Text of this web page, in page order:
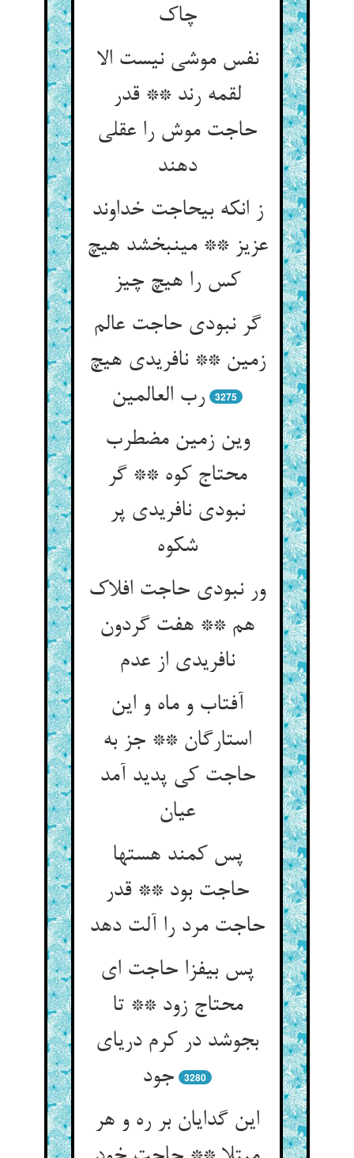
چاک‏
نفس موشی نیست الا
لقمه رند ** قدر
حاجت موش را عقلی
دهند
ز انکه بی‏حاجت خداوند
عزیز ** می‏نبخشد هیچ
کس را هیچ چیز
گر نبودی حاجت عالم
زمین ** نافریدی هیچ
رب العالمین‏
3275
وین زمین مضطرب
محتاج کوه ** گر
نبودی نافریدی پر
شکوه‏
ور نبودی حاجت افلاک
هم ** هفت گردون
نافریدی از عدم‏
آفتاب و ماه و این
استارگان ** جز به
حاجت کی پدید آمد
عیان‏
پس کمند هستها
حاجت بود ** قدر
حاجت مرد را آلت دهد
پس بیفزا حاجت ای
محتاج زود ** تا
بجوشد در کرم دریای
جود
3280
این گدایان بر ره و هر